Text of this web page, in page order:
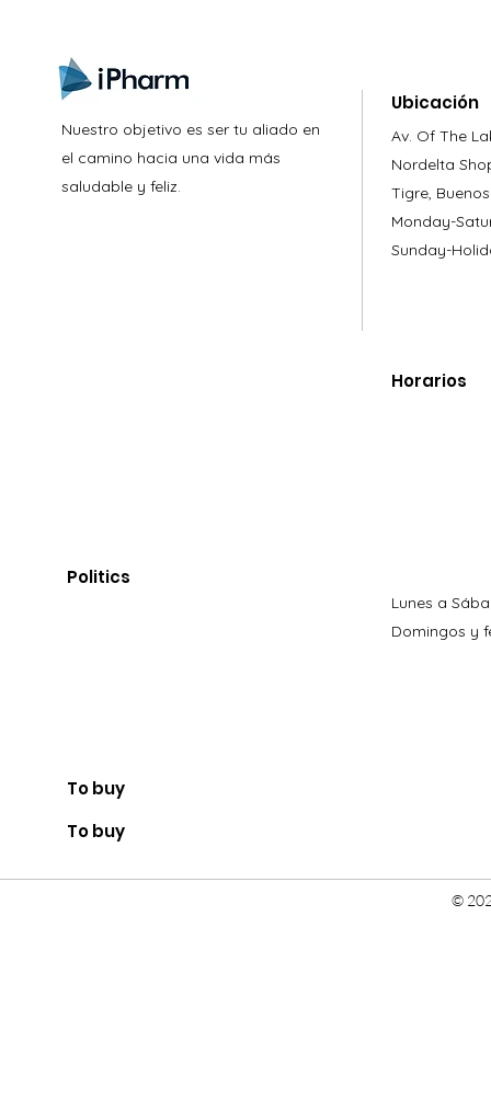
Nuestro objetivo es ser tu aliado en
el camino hacia una vida más
saludable y feliz.
Politics
To buy
To buy
Ubicación
Av. Of The
Nordelta
Tigre,
Monday-
Sunday-
Horarios
Lunes a
Domingos y
©